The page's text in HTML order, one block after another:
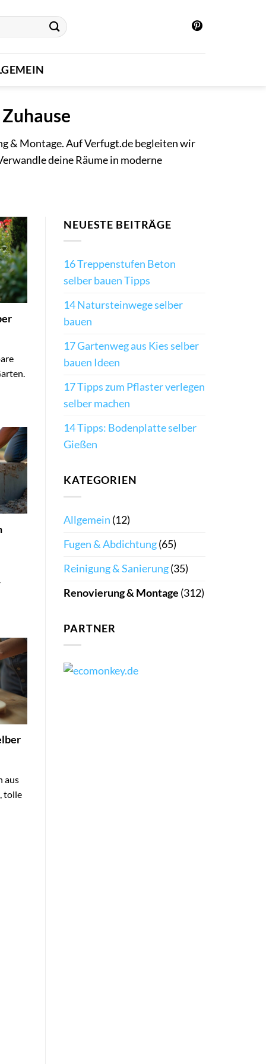
& Montage. Auf Verfugt.de begleiten wir
deine Räume in moderne
aus
tolle
NEUESTE BEITRÄGE
16 Treppenstufen Beton
selber bauen Tipps
14 Natursteinwege selber
bauen
17 Gartenweg aus Kies selber
bauen Ideen
17 Tipps zum Pflaster verlegen
selber machen
14 Tipps: Bodenplatte selber
Gießen
KATEGORIEN
Allgemein (12)
Fugen & Abdichtung(65)
Reinigung & Sanierung(35)
Renovierung & Montage (312)
PARTNER